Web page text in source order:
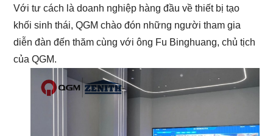
Với tư cách là doanh nghiệp hàng đầu về thiết bị tạo
khối sinh thái, QGM chào đón những người tham gia
diễn đàn đến thăm cùng với ông Fu Binghuang, chủ tịch
của QGM.